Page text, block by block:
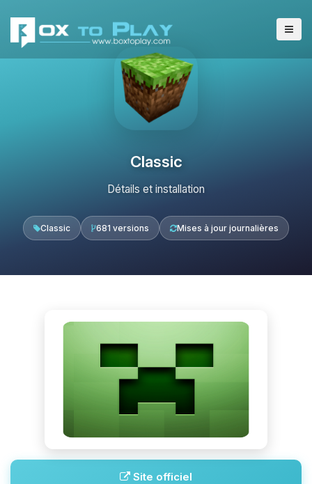
Classic
Détails et installation
Classic 681 versions Mises à jour journalières
Site officiel